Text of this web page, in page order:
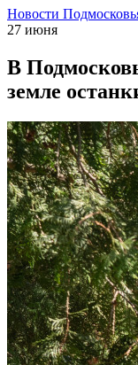
Новости
27 июня
В
земле